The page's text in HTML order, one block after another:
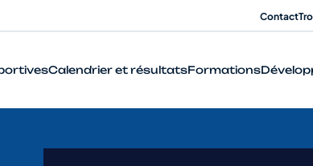
Contact
Calendrier et résultatsFormations